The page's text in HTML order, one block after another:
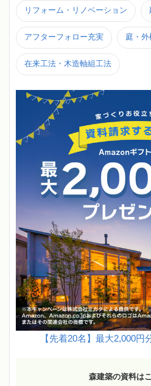
リフォーム・リノベーション
アフターフォロー充実 庭・
在来工法・木造軸組工法
【先着20名】最大2,000円
森建築の資料は